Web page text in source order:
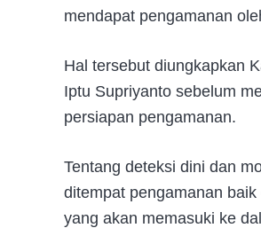
mendapat pengamanan
Hal tersebut diungkapkan
Iptu Supriyanto sebelum
persiapan pengamanan.
Tentang deteksi dini dan
ditempat pengamanan
yang akan memasuki ke